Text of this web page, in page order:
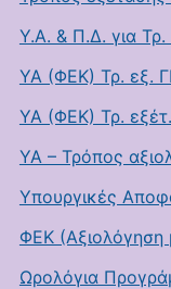
Υ.Α. & Π.Δ. για Τρ.
ΥΑ (ΦΕΚ) Τρ. εξ.
ΥΑ (ΦΕΚ) Τρ.
ΥΑ – Τρόπος
Υπουργικές
ΦΕΚ (Αξιολόγηση
Ωρολόγια